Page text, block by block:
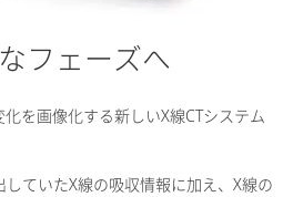
フェーズへ
を画像化する新しいX線CTシステム
ていたX線の吸収情報に加え、X線の